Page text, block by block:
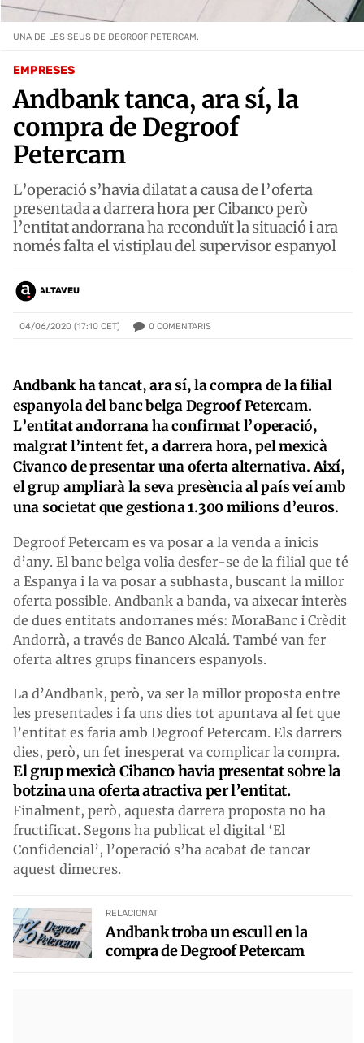
EMPRESES
Andbank tanca, ara sí, la
compra de Degroof
Petercam
L’operació s’havia dilatat a causa de l’oferta
presentada a darrera hora per Cibanco però
l’entitat andorrana ha reconduït la situació i ara
només falta el vistiplau del supervisor espanyol
ALTAVEU
04/06/2020 (17:10 CET) 0 COMENTARIS
UNA DE LES SEUS DE DEGROOF PETERCAM.
Andbank ha tancat, ara sí, la compra de la filial
espanyola del banc belga Degroof Petercam.
L’entitat andorrana ha confirmat l’operació,
malgrat l’intent fet, a darrera hora, pel mexicà
Civanco de presentar una oferta alternativa. Així,
el grup ampliarà la seva presència al país veí amb
una societat que gestiona 1.300 milions d’euros.
Degroof Petercam es va posar a la venda a inicis
d’any. El banc belga volia desfer-se de la filial que té
a Espanya i la va posar a subhasta, buscant la millor
oferta possible. Andbank a banda, va aixecar interès
de dues entitats andorranes més: MoraBanc i Crèdit
Andorrà, a través de Banco Alcalá. També van fer
oferta altres grups financers espanyols.
La d’Andbank, però, va ser la millor proposta entre
les presentades i fa uns dies tot apuntava al fet que
l’entitat es faria amb Degroof Petercam. Els darrers
dies, però, un fet inesperat va complicar la compra.
El grup mexicà Cibanco havia presentat sobre la
botzina una oferta atractiva per l’entitat.
Finalment, però, aquesta darrera proposta no ha
fructificat. Segons ha publicat el digital ‘El
Confidencial’, l’operació s’ha acabat de tancar
aquest dimecres.
RELACIONAT
Andbank troba un escull en la
compra de Degroof Petercam